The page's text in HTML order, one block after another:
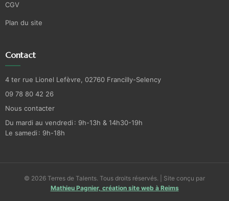
CGV
Plan du site
Contact
4 ter rue Lionel Lefèvre, 02760 Francilly-Selency
09 78 80 42 26
Nous contacter
Du mardi au vendredi : 9h-13h & 14h30-19h
Le samedi : 9h-18h
© 2026 Terres de Talents. Tous droits réservés. | Site conçu par
Mathieu Pagnier, création site web à Reims